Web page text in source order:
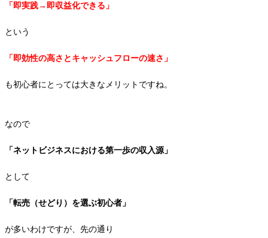
「即実践→即収益化できる」
という
「即効性の高さとキャッシュフローの速さ」
も初心者にとっては大きなメリットですね。
なので
「ネットビジネスにおける第一歩の収入源」
として
「転売（せどり）を選ぶ初心者」
が多いわけですが、先の通り